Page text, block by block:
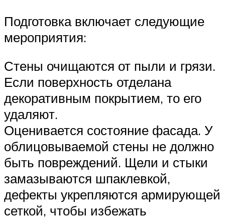
Подготовка включает следующие
мероприятия:
Стены очищаются от пыли и грязи.
Если поверхность отделана
декоративным покрытием, то его
удаляют.
Оценивается состояние фасада. У
облицовываемой стены не должно
быть повреждений. Щели и стыки
замазываются шпаклевкой,
дефекты укрепляются армирующей
сеткой, чтобы избежать